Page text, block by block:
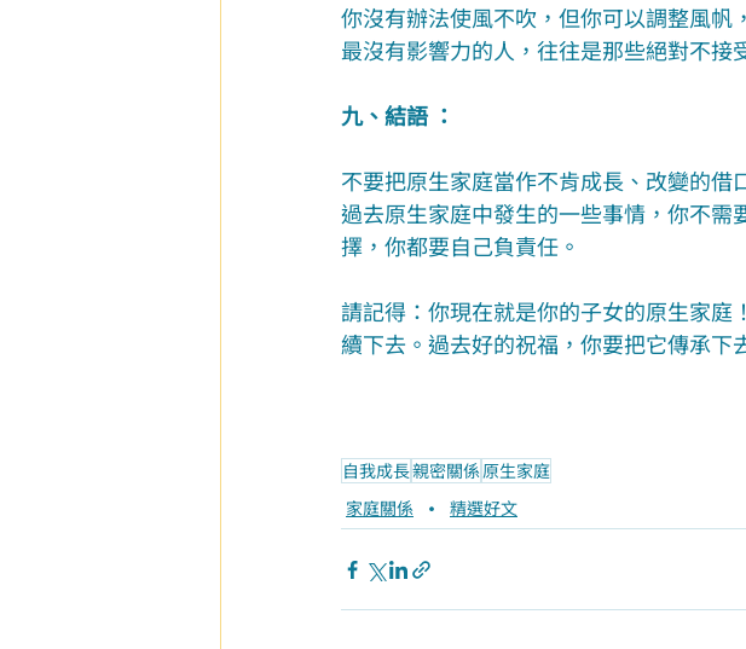
你沒有辦法使風不吹，但你可以調整風帆
最沒有影響力的人，往往是那些絕對不接
九、結語 ：
不要把原生家庭當作不肯成長、改變的借
過去原生家庭中發生的一些事情，你不
擇，你都要自己負責任。
請記得：你現在就是你的子女的原生家
續下去。過去好的祝福，你要把它傳承下
自我成長親密關係原生家庭
家庭關係
精選好文